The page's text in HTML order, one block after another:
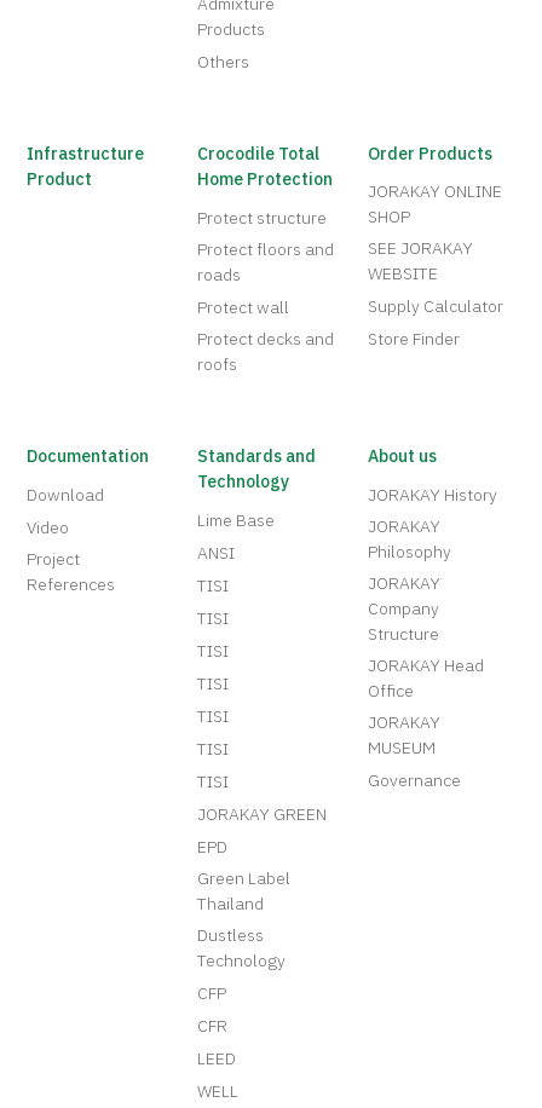
Products
Others
Infrastructure
Product
Crocodile Total
Home Protection
Protect structure
Protect floors and
roads
Protect wall
Protect decks and
roofs
Order Products
JORAKAY ONLINE
SHOP
SEE JORAKAY
WEBSITE
Supply Calculator
Store Finder
Documentation
Download
Video
Project
References
Standards and
Technology
Lime Base
ANSI
TISI
TISI
TISI
TISI
TISI
TISI
TISI
JORAKAY GREEN
EPD
Green Label
Thailand
Dustless
Technology
CFP
CFR
LEED
WELL
About us
JORAKAY History
JORAKAY
Philosophy
JORAKAY
Company
Structure
JORAKAY Head
Office
JORAKAY
MUSEUM
Governance